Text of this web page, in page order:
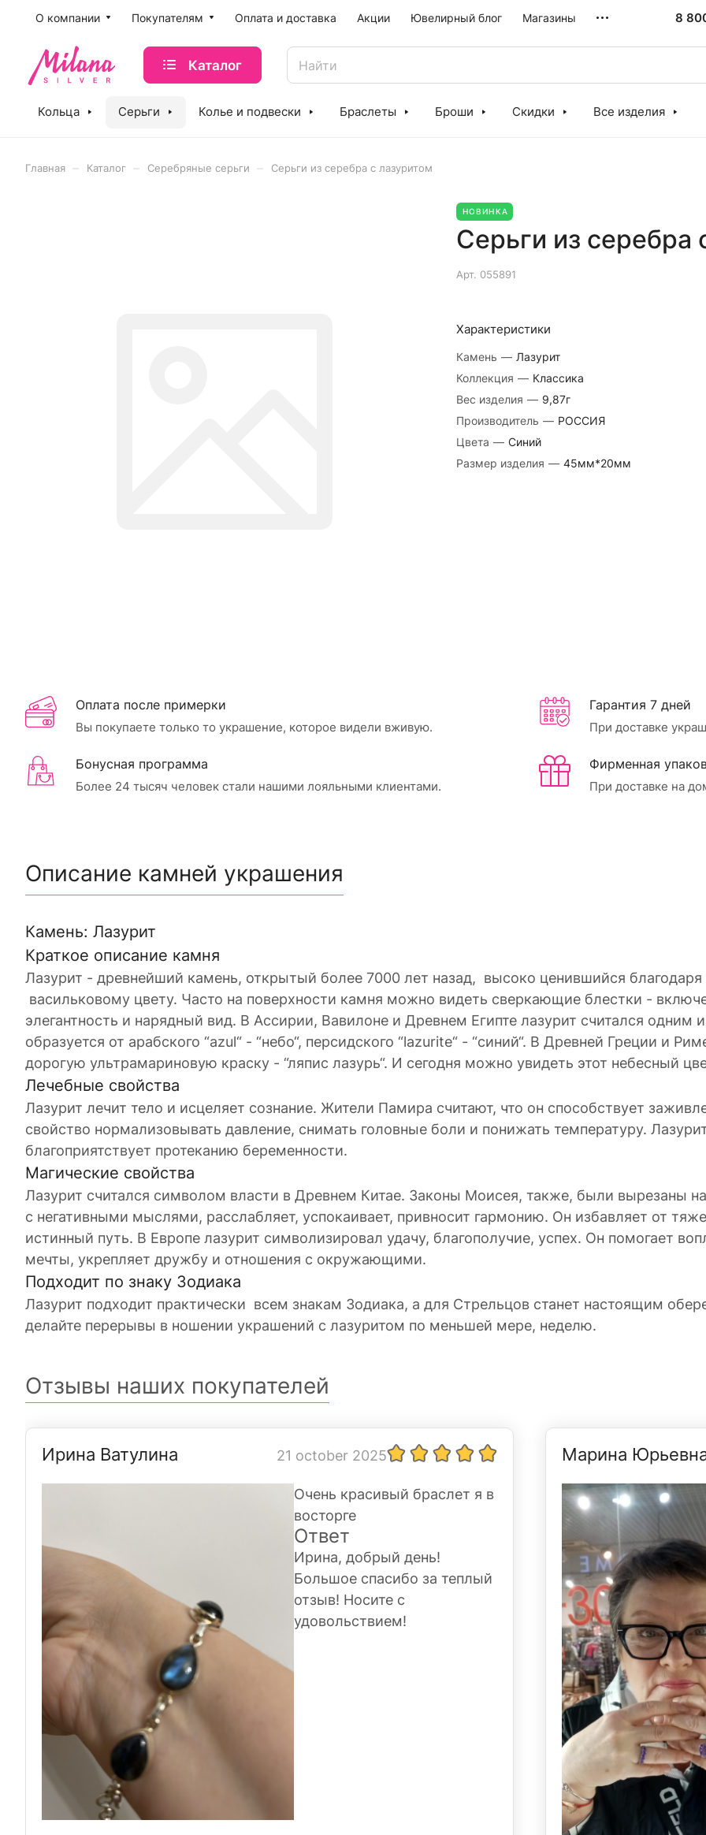
O компании Покупателям Оплата и доставка Акции Ювелирный блог Магазины 8
Каталог
Кольца Серьги Колье и подвески Браслеты Броши Скидки Все изделия
Главная Каталог Серебряные серьги Серьги из серебра с лазуритом
НОВИНКА
Серьги из серебра
Арт. 055891
Характеристики
Камень — Лазурит
Коллекция — Классика
Вес изделия — 9,87г
Производитель — РОССИЯ
Цвета — Синий
Размер изделия — 45мм*20мм
Оплата после примерки
Вы покупаете только то украшение, которое видели вживую.
Гарантия 7 дней
При доставке
Бонусная программа
Более 24 тысяч человек стали нашими лояльными клиентами.
Фирменная
При доставке на
Описание камней украшения
Камень: Лазурит
Краткое описание камня
Лазурит - древнейший камень, открытый более 7000 лет назад, высоко ценившийся
васильковому цвету. Часто на поверхности камня можно видеть сверкающие блестки -
элегантность и нарядный вид. В Ассирии, Вавилоне и Древнем Египте лазурит считался одним
образуется от арабского “azul“ - “небо“, персидского “lazurite“ - “синий“. В Древней Греции и
дорогую ультрамариновую краску - “ляпис лазурь“. И сегодня можно увидеть этот небесный
Лечебные свойства
Лазурит лечит тело и исцеляет сознание. Жители Памира считают, что он способствует
свойство нормализовывать давление, снимать головные боли и понижать температуру.
благоприятствует протеканию беременности.
Магические свойства
Лазурит считался символом власти в Древнем Китае. Законы Моисея, также, были вырезаны
с негативными мыслями, расслабляет, успокаивает, привносит гармонию. Он избавляет от
истинный путь. В Европе лазурит символизировал удачу, благополучие, успех. Он помогает
мечты, укрепляет дружбу и отношения с окружающими.
Подходит по знаку Зодиака
Лазурит подходит практически всем знакам Зодиака, а для Стрельцов станет настоящим
делайте перерывы в ношении украшений с лазуритом по меньшей мере, неделю.
Отзывы наших покупателей
Ирина Ватулина 21 october 2025
Очень красивый браслет я в
восторге
Ответ
Ирина, добрый день!
Большое спасибо за теплый
отзыв! Носите с
удовольствием!
Марина